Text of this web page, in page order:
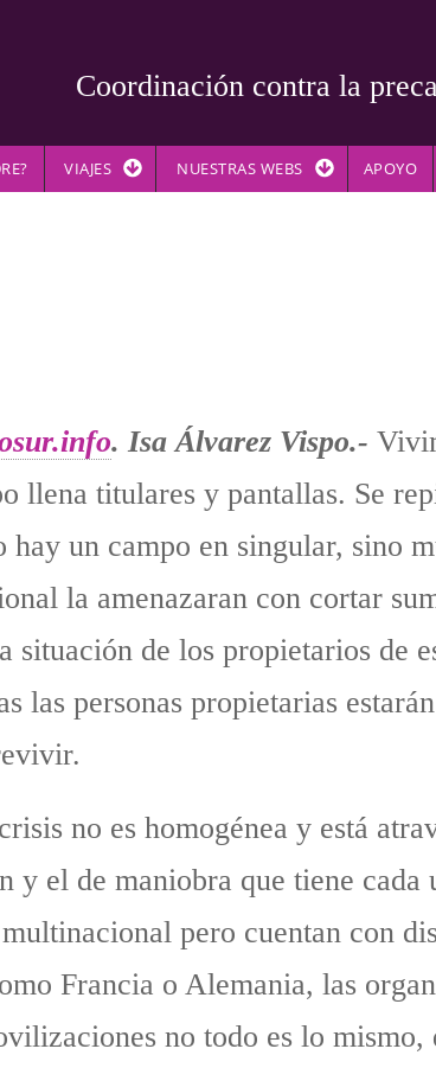
Coordinación contra la
VIAJES NUESTRAS WEBS APOYO
. Isa Álvarez Vispo.-
llena titulares y pantallas. Se
un campo en singular, sino
la amenazaran con cortar
situación de los propietarios de
las personas propietarias
no es homogénea y está
y el de maniobra que tiene
pero cuentan con
Francia o Alemania, las
no todo es lo mismo,